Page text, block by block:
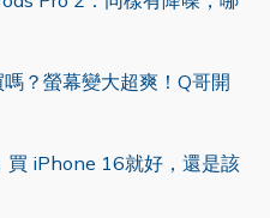
？螢幕變大超爽！Q哥開
iPhone 16就好，還是該